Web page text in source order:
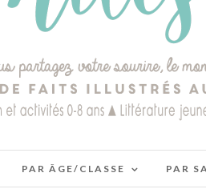
PAR ÂGE/CLASSE PAR